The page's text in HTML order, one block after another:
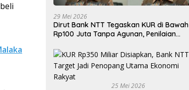
29 Mei 2026
Dirut Bank NTT Tegaskan KUR di Bawah
Rp100 Juta Tanpa Agunan, Penilaian
25 Mei 2026